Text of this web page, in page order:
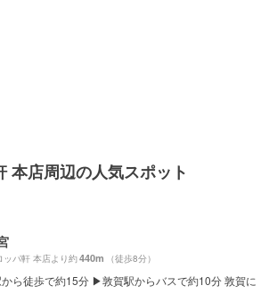
本店周辺の人気スポット
ッパ軒 本店より約440m （徒歩8分）
ら徒歩で約15分 ▶︎敦賀駅からバスで約10分 敦賀に